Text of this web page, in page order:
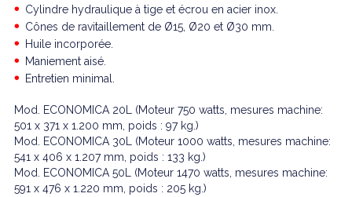
Cylindre hydraulique à tige et écrou en acier inox.
Cônes de ravitaillement de Ø15, Ø20 et Ø30 mm.
Huile incorporée.
Maniement aisé.
Entretien minimal.
Mod. ECONOMICA 20L (Moteur 750 watts, mesures machine:
501 x 371 x 1.200 mm, poids : 97 kg.)
Mod. ECONOMICA 30L (Moteur 1000 watts, mesures machine:
541 x 406 x 1.207 mm, poids : 133 kg.)
Mod. ECONOMICA 50L (Moteur 1470 watts, mesures machine:
591 x 476 x 1.220 mm, poids : 205 kg.)